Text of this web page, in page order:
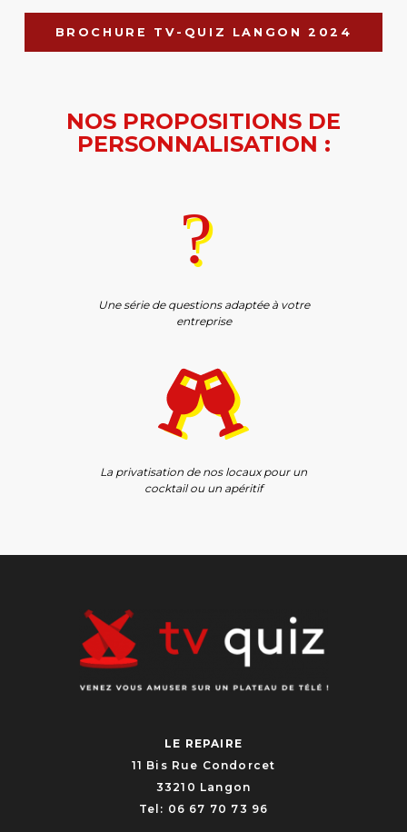
BROCHURE TV-QUIZ LANGON 2024
NOS PROPOSITIONS DE
PERSONNALISATION :
?
?
Une série de questions adaptée à votre
entreprise
La privatisation de nos locaux pour un
cocktail ou un apéritif
LE REPAIRE
11 Bis Rue Condorcet
33210 Langon
Tel: 06 67 70 73 96